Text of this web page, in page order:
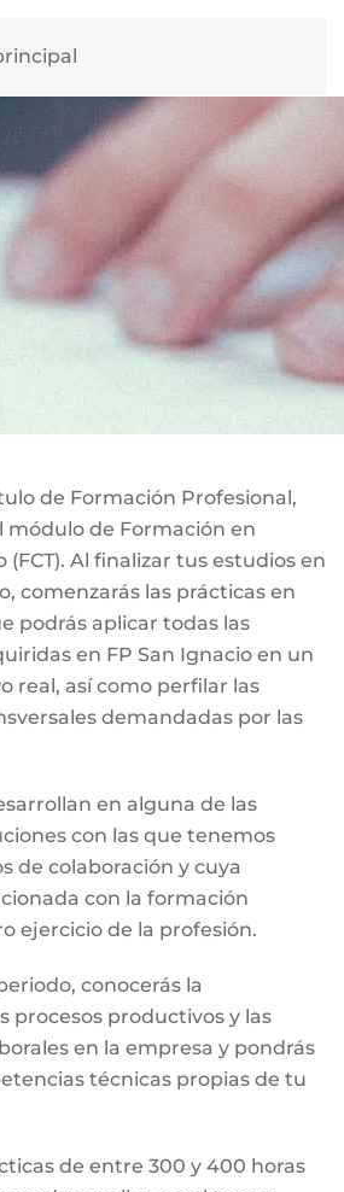
de Formación Profesional,
módulo de Formación en
(FCT). Al finalizar tus estudios en
comenzarás las prácticas en
podrás aplicar todas las
en FP San Ignacio en un
real, así como perfilar las
demandadas por las
en alguna de las
con las que tenemos
de colaboración y cuya
con la formación
ejercicio de la profesión.
conocerás la
procesos productivos y las
en la empresa y pondrás
técnicas propias de tu
de entre 300 y 400 horas